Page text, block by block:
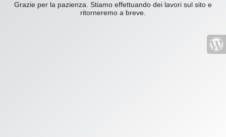
Grazie per la pazienza. Stiamo effettuando dei lavori sul sito e
ritorneremo a breve.